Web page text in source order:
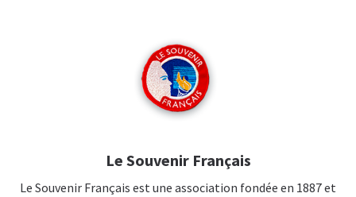
Le Souvenir Français
Le Souvenir Français est une association fondée en 1887 et